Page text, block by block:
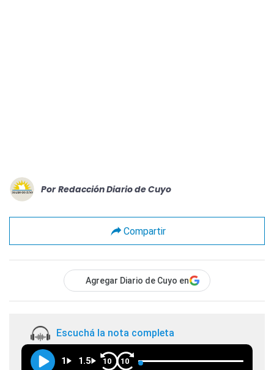
Por Redacción Diario de Cuyo
Compartir
Agregar Diario de Cuyo en
Escuchá la nota completa
1 1.5 10 10